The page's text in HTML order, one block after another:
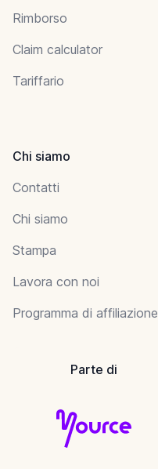
Rimborso
Claim calculator
Tariffario
Chi siamo
Contatti
Chi siamo
Stampa
Lavora con noi
Programma di affiliazione
Parte di